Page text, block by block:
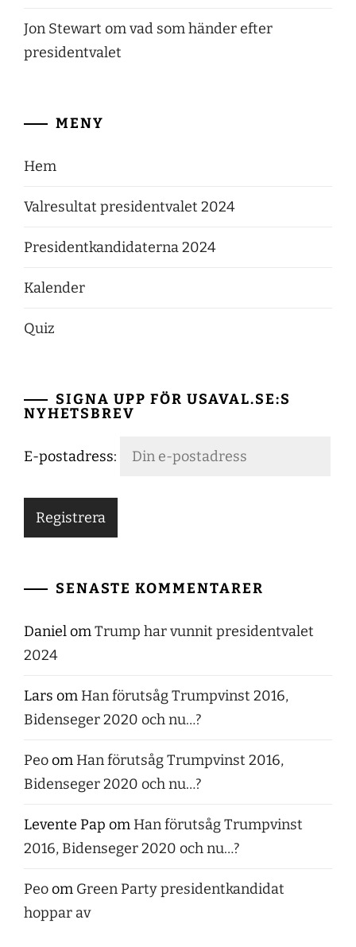
Jon Stewart om vad som händer efter
presidentvalet
MENY
Hem
Valresultat presidentvalet 2024
Presidentkandidaterna 2024
Kalender
Quiz
SIGNA UPP FÖR USAVAL.SE:S
NYHETSBREV
E-postadress:
SENASTE KOMMENTARER
DanielomTrump har vunnit presidentvalet
2024
Lars om Han förutsåg Trumpvinst 2016,
Bidenseger 2020 och nu…?
Peoom Han förutsåg Trumpvinst 2016,
Bidenseger 2020 och nu…?
Levente Pap om Han förutsåg Trumpvinst
2016, Bidenseger 2020 och nu…?
Peoom Green Party presidentkandidat
hoppar av